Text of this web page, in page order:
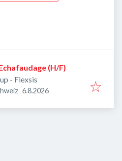
(H/F)
- Flexsis
Veröffentlicht
6.8.2026